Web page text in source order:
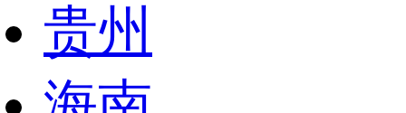
贵州